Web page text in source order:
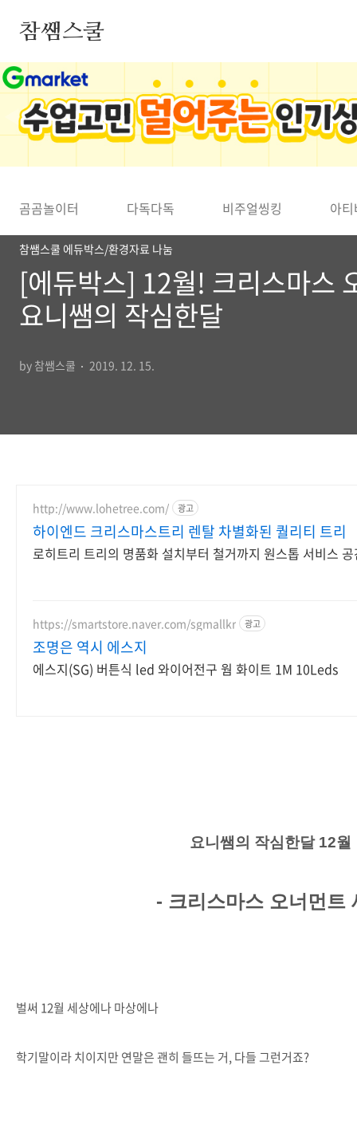
참쌤스쿨
◀
곰곰놀이터 다독다독 비주얼씽킹 아
참쌤스쿨 에듀박스/환경자료 나눔
[에듀박스] 12월! 크리스마스
요니쌤의 작심한달
by 참쌤스쿨 2019. 12. 15.
http://www.lohetree.com/ 광고
하이엔드 크리스마스트리 렌탈 차별화된 퀄리티 트리
로히트리 트리의 명품화 설치부터 철거까지 원스톱 서비스
https://smartstore.naver.com/sgmallkr 광고
조명은 역시 에스지
에스지(SG) 버튼식 led 와이어전구 웜 화이트 1M 10Leds
요니쌤의 작심한달 12월
- 크리스마스 오너먼트
벌써 12월 세상에나 마상에나
학기말이라 치이지만 연말은 괜히 들뜨는 거, 다들 그런거죠?